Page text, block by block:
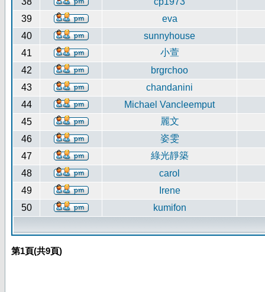
39
eva
40
sunnyhouse
41
小萱
42
brgrchoo
43
chandanini
44
Michael Vancleemput
45
麗文
46
姿雯
47
綠光靜築
48
carol
49
Irene
50
kumifon
第1頁(共9頁)